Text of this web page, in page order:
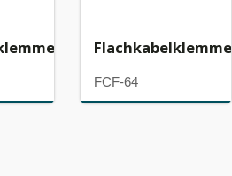
Flachkabelklemme
FCF-64